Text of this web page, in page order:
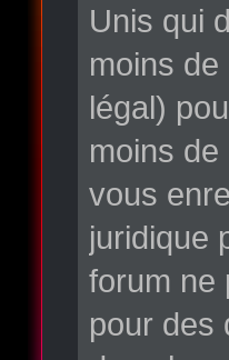
Unis qui
moins
légal)
moins de
vous
juridique
forum ne
pour des